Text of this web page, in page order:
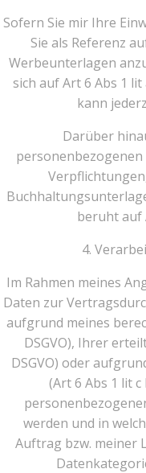
Sofern Sie mir Ihre
Sie als Referenz
Werbeunterlagen
sich auf Art 6 Abs 1
kann
Darüber
beruht auf
4.
Im Rahmen meines
Daten zur
aufgrund meines
DSGVO), Ihrer
DSGVO) oder
(Art 6 Abs 1 lit c
werden und in
Auftrag bzw. meiner